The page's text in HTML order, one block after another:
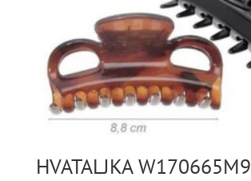
HVATALJKA W170665M9